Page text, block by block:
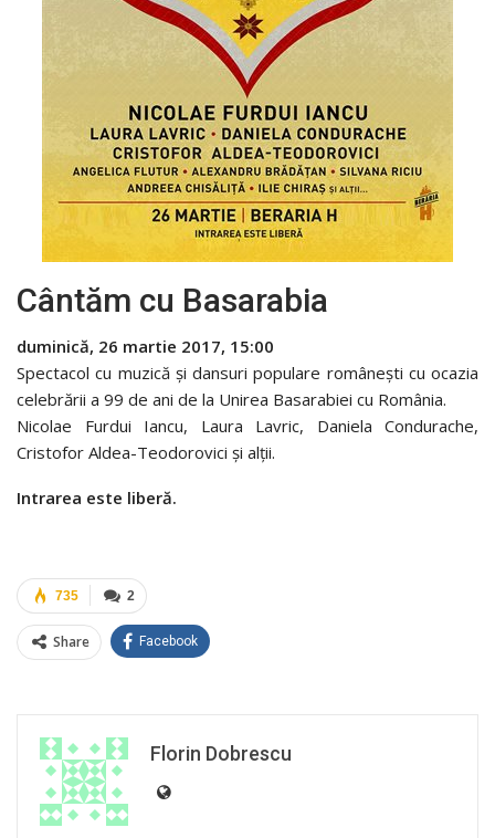
Cântăm cu Basarabia
duminică, 26 martie 2017, 15:00
Spectacol cu muzică şi dansuri populare româneşti cu ocazia
celebrării a 99 de ani de la Unirea Basarabiei cu România.
Nicolae Furdui Iancu, Laura Lavric, Daniela Condurache,
Cristofor Aldea-Teodorovici şi alţii.
Intrarea este liberă.
2
735
Share Facebook
Florin Dobrescu